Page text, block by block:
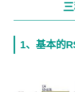
1、基本的